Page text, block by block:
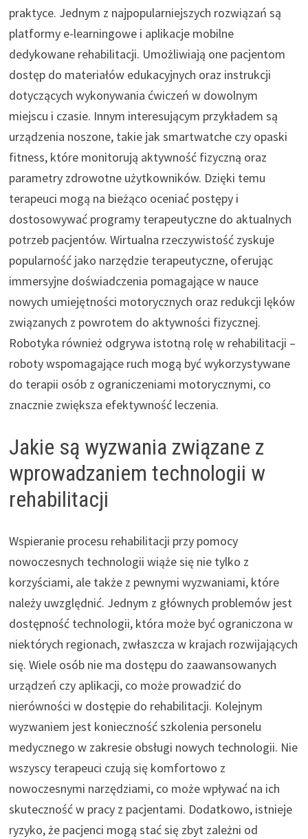
praktyce. Jednym z najpopularniejszych rozwiązań są
platformy e-learningowe i aplikacje mobilne
dedykowane rehabilitacji. Umożliwiają one pacjentom
dostęp do materiałów edukacyjnych oraz instrukcji
dotyczących wykonywania ćwiczeń w dowolnym
miejscu i czasie. Innym interesującym przykładem są
urządzenia noszone, takie jak smartwatche czy opaski
fitness, które monitorują aktywność fizyczną oraz
parametry zdrowotne użytkowników. Dzięki temu
terapeuci mogą na bieżąco oceniać postępy i
dostosowywać programy terapeutyczne do aktualnych
potrzeb pacjentów. Wirtualna rzeczywistość zyskuje
popularność jako narzędzie terapeutyczne, oferując
immersyjne doświadczenia pomagające w nauce
nowych umiejętności motorycznych oraz redukcji lęków
związanych z powrotem do aktywności fizycznej.
Robotyka również odgrywa istotną rolę w rehabilitacji –
roboty wspomagające ruch mogą być wykorzystywane
do terapii osób z ograniczeniami motorycznymi, co
znacznie zwiększa efektywność leczenia.
Jakie są wyzwania związane z
wprowadzaniem technologii w
rehabilitacji
Wspieranie procesu rehabilitacji przy pomocy
nowoczesnych technologii wiąże się nie tylko z
korzyściami, ale także z pewnymi wyzwaniami, które
należy uwzględnić. Jednym z głównych problemów jest
dostępność technologii, która może być ograniczona w
niektórych regionach, zwłaszcza w krajach rozwijających
się. Wiele osób nie ma dostępu do zaawansowanych
urządzeń czy aplikacji, co może prowadzić do
nierówności w dostępie do rehabilitacji. Kolejnym
wyzwaniem jest konieczność szkolenia personelu
medycznego w zakresie obsługi nowych technologii. Nie
wszyscy terapeuci czują się komfortowo z
nowoczesnymi narzędziami, co może wpływać na ich
skuteczność w pracy z pacjentami. Dodatkowo, istnieje
ryzyko, że pacjenci mogą stać się zbyt zależni od